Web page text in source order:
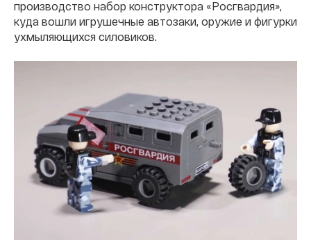
производство набор конструктора «Росгвардия»,
куда вошли игрушечные автозаки, оружие и фигурки
ухмыляющихся силовиков.